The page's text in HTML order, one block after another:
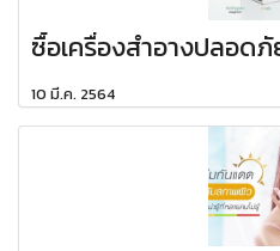
ซื้อเครื่องสำอางปลอด
10 มี.ค. 2564